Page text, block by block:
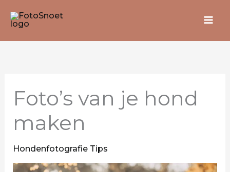
naar
Foto’s van je hond
maken
Hondenfotografie Tips